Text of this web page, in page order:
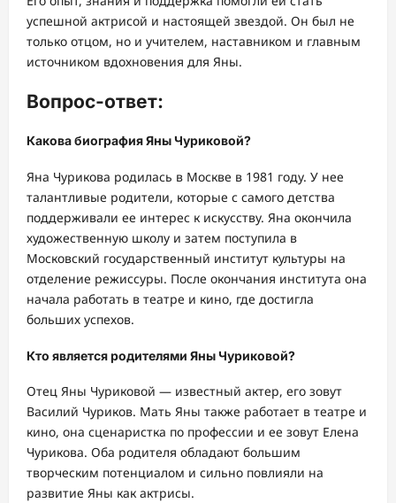
успешной актрисой и настоящей звездой. Он был не
только отцом, но и учителем, наставником и главным
источником вдохновения для Яны.
Вопрос-ответ:
Какова биография Яны Чуриковой?
Яна Чурикова родилась в Москве в 1981 году. У нее
талантливые родители, которые с самого детства
поддерживали ее интерес к искусству. Яна окончила
художественную школу и затем поступила в
Московский государственный институт культуры на
отделение режиссуры. После окончания института она
начала работать в театре и кино, где достигла
больших успехов.
Кто является родителями Яны Чуриковой?
Отец Яны Чуриковой — известный актер, его зовут
Василий Чуриков. Мать Яны также работает в театре и
кино, она сценаристка по профессии и ее зовут Елена
Чурикова. Оба родителя обладают большим
творческим потенциалом и сильно повлияли на
развитие Яны как актрисы.